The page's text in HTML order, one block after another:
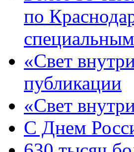
по
«Свет
публикации
«Свет
C Днем